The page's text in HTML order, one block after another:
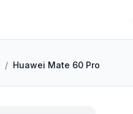
/ Huawei Mate 60 Pro